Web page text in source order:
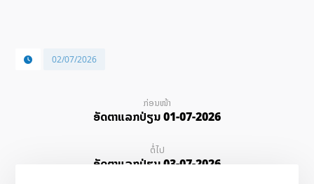
02/07/2026
ກ່ອນໜ້າ
ອັດ​ຕາ​ແລກ​ປ່ຽນ 01-07-2026
ຕໍ່ໄປ
ອັດ​ຕາ​ແລກ​ປ່ຽນ 03-07-2026